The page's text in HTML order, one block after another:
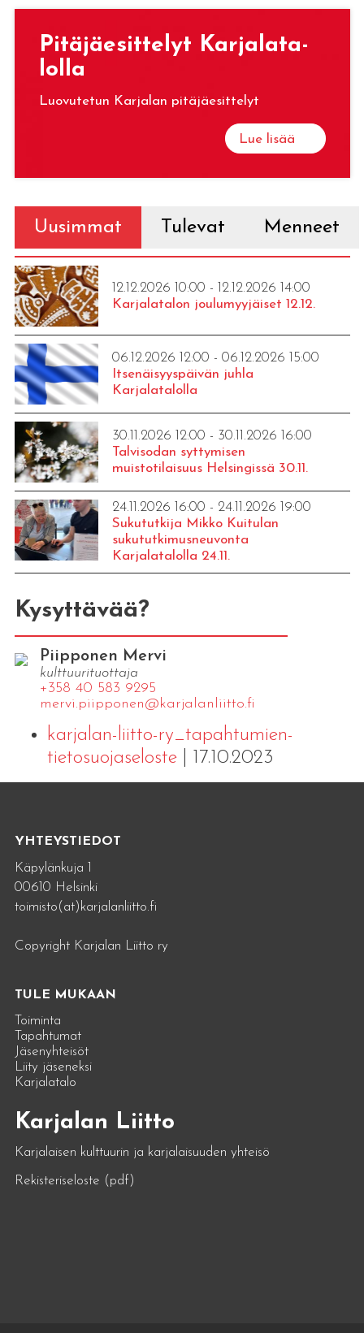
Pi­tä­jäe­sit­te­lyt Kar­ja­la­ta­
lol­la
Luovutetun Karjalan pitäjäesittelyt
Lue lisää
Uusimmat Tulevat Menneet
12.12.2026 10:00 - 12.12.2026 14:00
Karjalatalon joulumyyjäiset 12.12.
06.12.2026 12:00 - 06.12.2026 15:00
Itsenäisyyspäivän juhla
Karjalatalolla
30.11.2026 12:00 - 30.11.2026 16:00
Talvisodan syttymisen
muistotilaisuus Helsingissä 30.11.
24.11.2026 16:00 - 24.11.2026 19:00
Sukututkija Mikko Kuitulan
sukututkimusneuvonta
Karjalatalolla 24.11.
Kysyttävää?
Piipponen Mervi
kulttuurituottaja
+358 40 583 9295
mervi.​piipponen@​kar​jala​nlii​tto.​fi
karjalan-liitto-ry_tapahtumien-
tietosuojaseloste| 17.10.2023
YHTEYSTIEDOT
Käpylänkuja 1
00610 Helsinki
toimisto(at)karjalanliitto.fi
Copyright Karjalan Liitto ry
TULE MUKAAN
Toiminta
Tapahtumat
Jäsenyhteisöt
Liity jäseneksi
Karjalatalo
Karjalan Liitto
Karjalaisen kulttuurin ja karjalaisuuden yhteisö
Rekisteriseloste (pdf)